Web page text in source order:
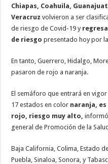
Chiapas, Coahuila,
Veracruz volvieron a ser
de riesgo de Covid-19 y
de riesgo presentado hoy por
En tanto, Guerrero, Hidalgo,
pasaron de rojo a naranja.
El semáforo que entrará en
17 estados en color naranja,
rojo, riesgo muy alto,
general de Promoción de la
Baja California, Colima, Estado
Puebla, Sinaloa, Sonora, y